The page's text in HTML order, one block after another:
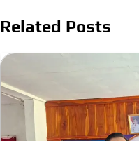
Related Posts